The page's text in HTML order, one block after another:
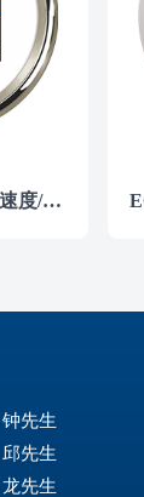
ECP/ECP2-TFT GPS速度/高度仪表
先生
先生
先生